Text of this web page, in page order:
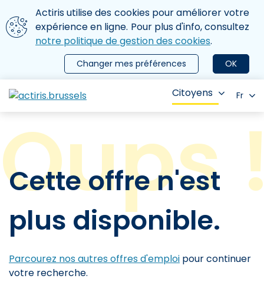
Aller au contenu principal
Nous utilisons des cookies
Actiris utilise des cookies pour améliorer votre
expérience en ligne. Pour plus d'info, consultez
notre politique de gestion des cookies.
OK
Changer mes préférences
le menu
Citoyens Fr
Cette offre n'est
plus disponible.
Parcourez nos autres offres d'emploi pour continuer
votre recherche.